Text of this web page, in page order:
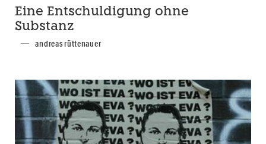
Eine Entschuldigung ohne
Substanz
andreas rüttenauer